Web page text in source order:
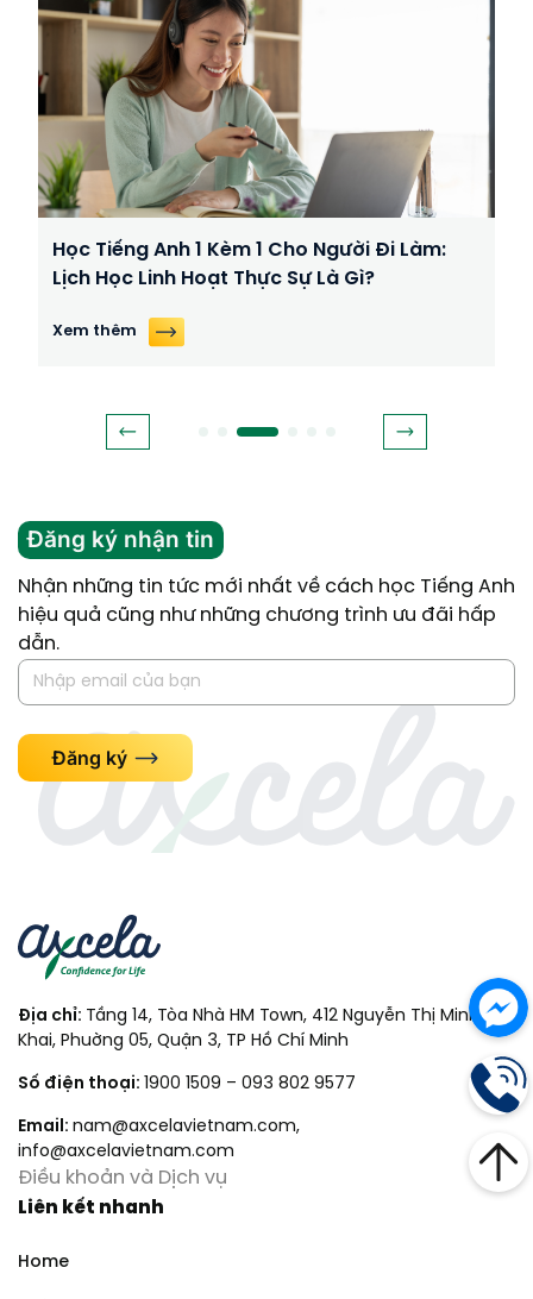
Học Tiếng Anh 1 Kèm 1 Cho Người Đi Làm:
Lịch Học Linh Hoạt Thực Sự Là Gì?
Xem thêm
Đăng ký nhận tin
Nhận những tin tức mới nhất về cách học Tiếng Anh
hiệu quả cũng như những chương trình ưu đãi hấp
dẫn.
Đăng ký
Địa chỉ: Tầng 14, Tòa Nhà HM Town, 412 Nguyễn Thị Minh
Khai, Phuờng 05, Quận 3, TP Hồ Chí Minh
Số điện thoại: 1900 1509 – 093 802 9577
Email: nam@axcelavietnam.com,
info@axcelavietnam.com
Điều khoản và Dịch vụ
Liên kết nhanh
Home